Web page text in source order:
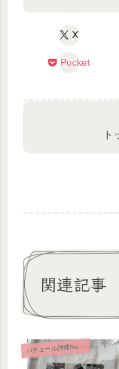
X
Pocket
ト
関連記事
パ
チュール沖縄News